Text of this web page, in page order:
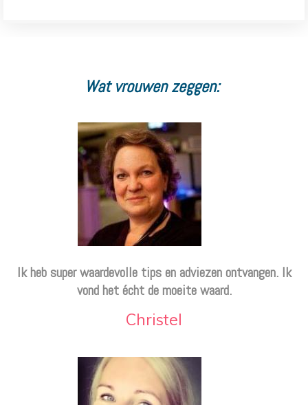
Wat vrouwen zeggen:
Ik heb super waardevolle tips en adviezen ontvangen. Ik
vond het écht de moeite waard.
Christel